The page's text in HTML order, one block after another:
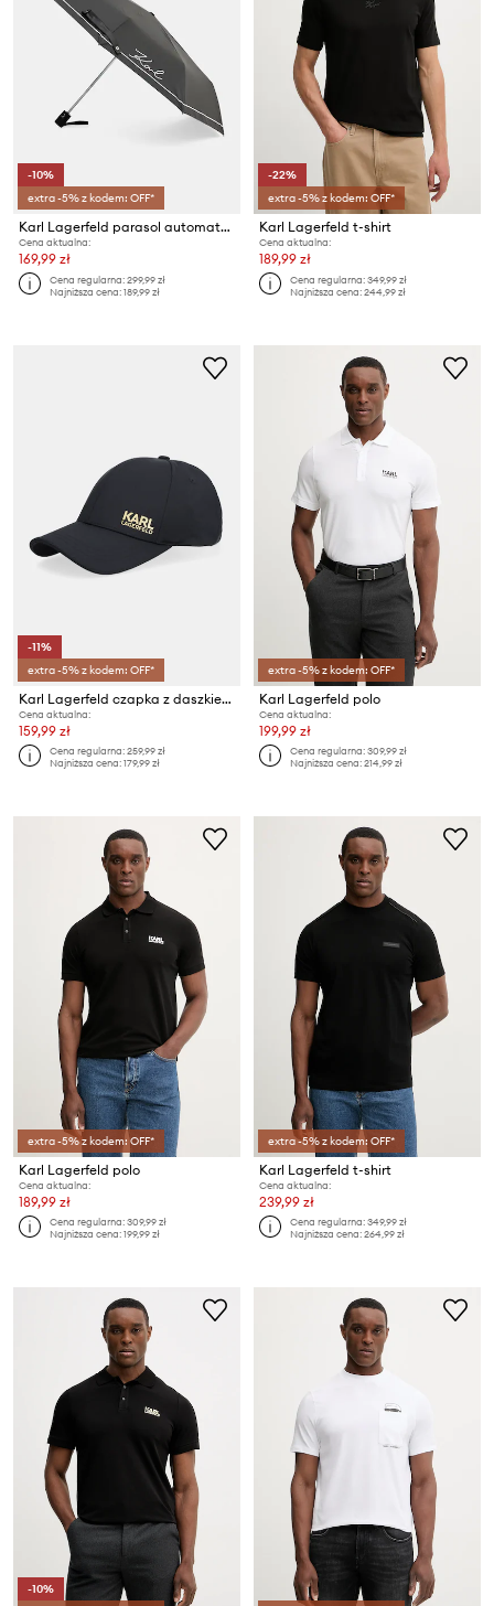
-10%
extra -5% z kodem: OFF*
Karl Lagerfeld parasol automatyczny K/SIGNATURE
Cena aktualna:
169,99 zł
Cena regularna:299,99 zł
Najniższa cena:189,99 zł
-22%
extra -5% z kodem: OFF*
Karl Lagerfeld t-shirt
Cena aktualna:
189,99 zł
Cena regularna:349,99 zł
Najniższa cena:244,99 zł
-11%
extra -5% z kodem: OFF*
Karl Lagerfeld czapka z daszkiem
Cena aktualna:
159,99 zł
Cena regularna:259,99 zł
Najniższa cena:179,99 zł
extra -5% z kodem: OFF*
Karl Lagerfeld polo
Cena aktualna:
199,99 zł
Cena regularna:309,99 zł
Najniższa cena:214,99 zł
extra -5% z kodem: OFF*
Karl Lagerfeld polo
Cena aktualna:
189,99 zł
Cena regularna:309,99 zł
Najniższa cena:199,99 zł
extra -5% z kodem: OFF*
Karl Lagerfeld t-shirt
Cena aktualna:
239,99 zł
Cena regularna:349,99 zł
Najniższa cena:264,99 zł
-10%